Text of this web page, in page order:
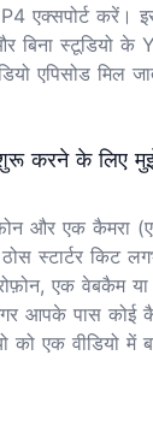
एक्सपोर्ट करें।
बिना स्टूडियो
एपिसोड मिल
शुरू करने के लिए
और एक कैमरा
स्टार्टर किट
एक वेबकैम
आपके पास कोई
को एक वीडियो